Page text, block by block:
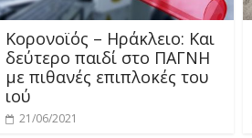
Κορονοϊός – Ηράκλειο: Και
δεύτερο παιδί στο ΠΑΓΝΗ
με πιθανές επιπλοκές του
ιού
21/06/2021